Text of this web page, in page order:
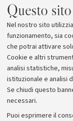
Questo
Nel nostro sito
funzionamento, sia
che potrai attivare
Cookie e altri
analisi statistiche,
istituzionale e analisi
Se chiudi questo
necessari.
Puoi esprimere il
Allegati
European